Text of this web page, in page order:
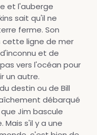
et l'auberge
sait qu'il ne
ferme. Son
cette ligne de mer
et de
vers l'océan pour
un autre.
destin ou de Bill
débarqué
Jim bascule
s'il y a une